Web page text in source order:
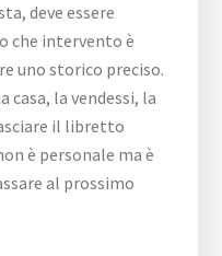
deve essere
che intervento è
uno storico preciso.
casa, la vendessi, la
il libretto
è personale ma è
al prossimo